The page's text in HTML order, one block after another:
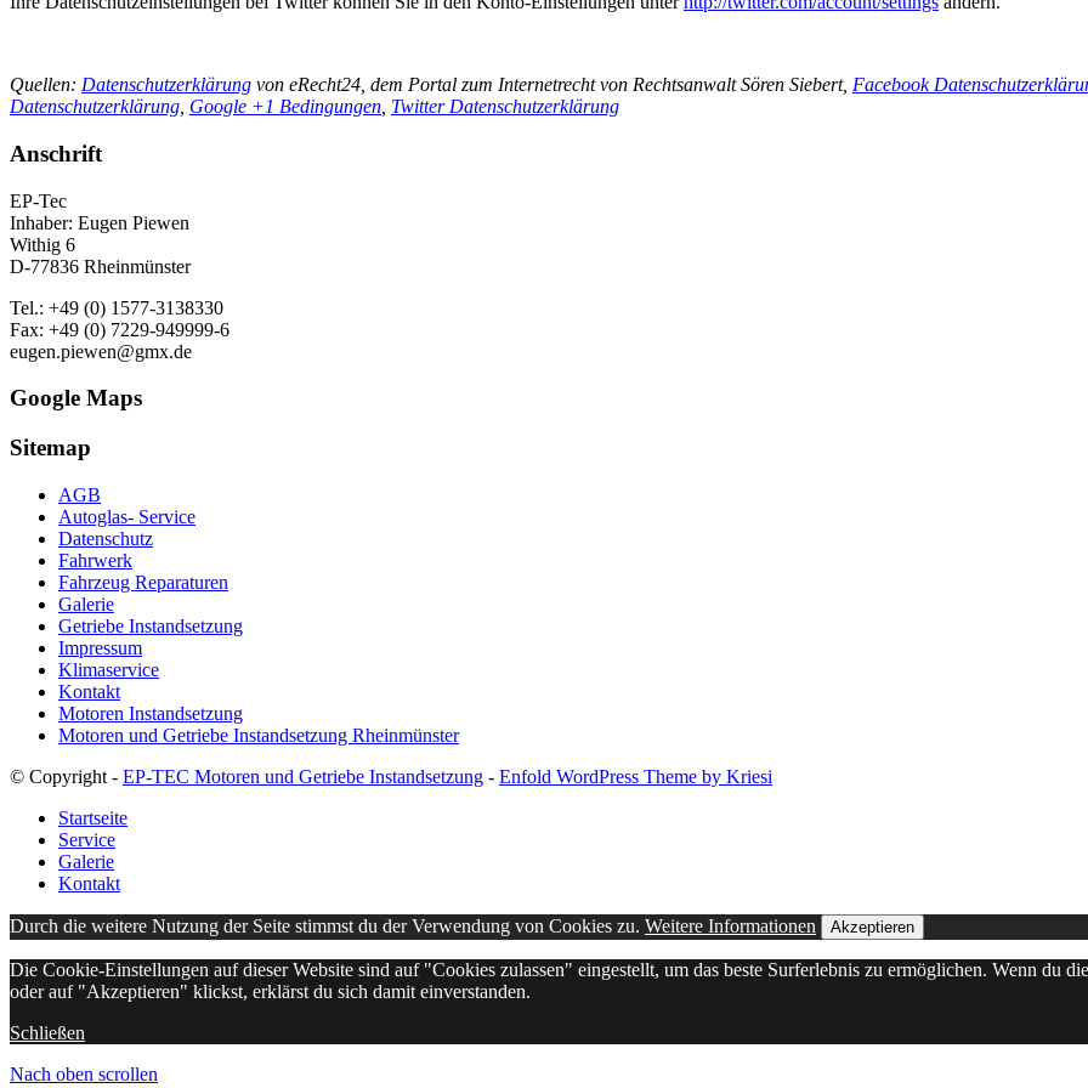
Quellen: Datenschutzerklärung von eRecht24, dem Portal zum Internetrecht von Rechtsanwalt Sören Siebert, Facebook
Datenschutzerklärung Google +1 Bedingungen Twitter Datenschutzerklärung
Anschrift
EP-Tec
Inhaber: Eugen Piewen
Withig 6
D-77836 Rheinmünster
Tel.: +49 (0) 1577-3138330
Fax: +49 (0) 7229-949999-6
eugen.piewen@gmx.de
Google Maps
Sitemap
AGB
Autoglas- Service
Datenschutz
Fahrwerk
Fahrzeug Reparaturen
Galerie
Getriebe Instandsetzung
Impressum
Klimaservice
Kontakt
Motoren Instandsetzung
Motoren und Getriebe Instandsetzung Rheinmünster
© Copyright - EP-TEC Motoren und Getriebe Instandsetzung - Enfold WordPress Theme by Kriesi
Startseite
Service
Galerie
Kontakt
Durch die weitere Nutzung der Seite stimmst du der Verwendung von Cookies zu. Weitere Informationen Akzeptieren
Die Cookie-Einstellungen auf dieser Website sind auf "Cookies zulassen" eingestellt, um das beste Surferlebnis zu ermöglichen. Wenn du
oder auf "Akzeptieren" klickst, erklärst du sich damit einverstanden.
Schließen
Nach oben scrollen